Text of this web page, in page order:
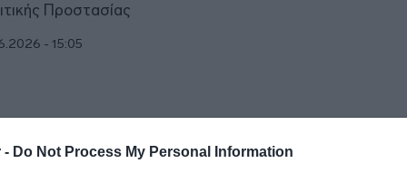
- Do Not Process My Personal Information
Προστασίας
- 15:05